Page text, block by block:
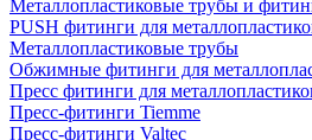
Металлопластиковые трубы и
PUSH фитинги для
Металлопластиковые трубы
Обжимные фитинги для
Пресс фитинги для
Пресс-фитинги Tiemme
Пресс-фитинги Valtec